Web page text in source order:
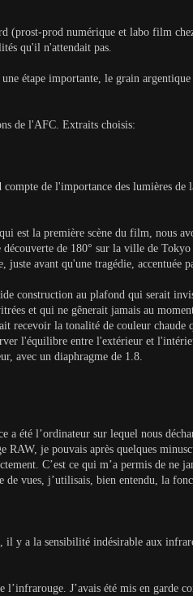
(prost-prod numérique et labo film
qu'il n'attendait pas.
étape importante, le grain
de l'AFC. Extraits choisis:
de l'importance des lumières de
est la première scène du film, nous
de 180° sur la ville de Tokyo
juste avant qu'une tragédie, accentuée
construction au plafond qui serait
et qui ne gênerait jamais au
recevoir la tonalité de couleur chaude
l'équilibre entre l'extérieur et
avec un diaphragme de 1.8.
a été l’ordinateur sur lequel nous
RAW, je pouvais après quelques
C’est ce qui m’a permis de ne
de vues, j’utilisais, bien entendu, la
il y a la sensibilité indésirable aux
J’avais été mis en garde